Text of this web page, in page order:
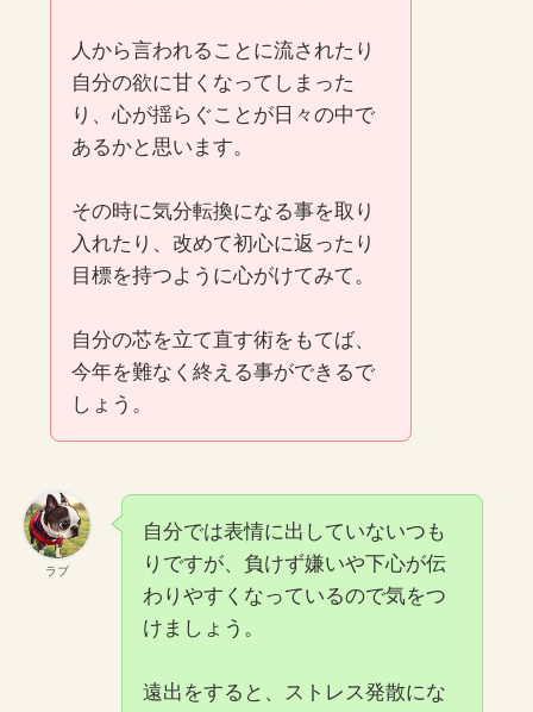
人から言われることに流されたり
自分の欲に甘くなってしまった
り、心が揺らぐことが日々の中で
あるかと思います。
その時に気分転換になる事を取り
入れたり、改めて初心に返ったり
目標を持つように心がけてみて。
自分の芯を立て直す術をもてば、
今年を難なく終える事ができるで
しょう。
ラブ
自分では表情に出していないつも
りですが、負けず嫌いや下心が伝
わりやすくなっているので気をつ
けましょう。
遠出をすると、ストレス発散にな